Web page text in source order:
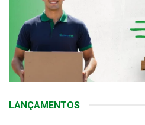
LANÇAMENTOS